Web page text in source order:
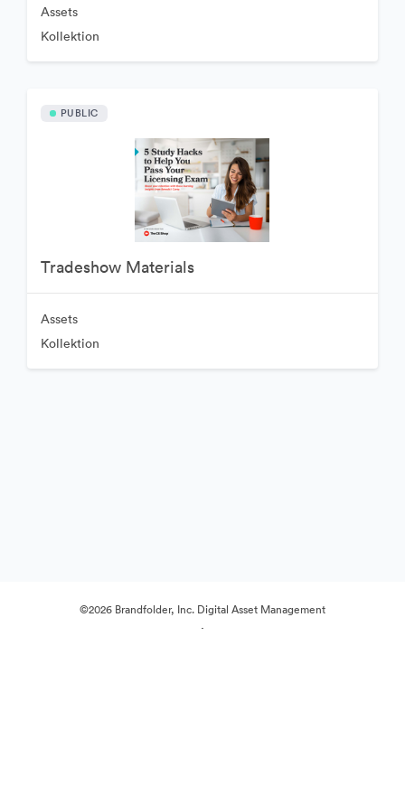
Assets
Kollektion
PUBLIC
Tradeshow Materials
Assets
Kollektion
©2026 Brandfolder, Inc. Digital Asset Management
·